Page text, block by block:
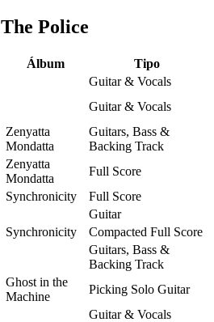
The Police
Álbum
Tipo
Guitar & Vocals
Guitar & Vocals
Zenyatta
Mondatta
Guitars, Bass &
Backing Track
Zenyatta
Mondatta
Full Score
Synchronicity
Full Score
Guitar
Synchronicity
Compacted Full Score
Guitars, Bass &
Backing Track
Ghost in the
Machine
Picking Solo Guitar
Guitar & Vocals